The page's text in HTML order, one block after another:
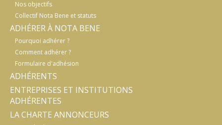
Nos objectifs
Collectif Nota Bene et statuts
ADHÉRER À NOTA BENE
Pourquoi adhérer ?
Comment adhérer ?
Formulaire d'adhésion
ADHÉRENTS
ENTREPRISES ET INSTITUTIONS
ADHÉRENTES
LA CHARTE ANNONCEURS